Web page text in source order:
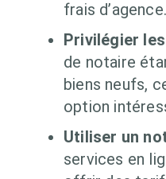
frais d’agence.
Privilégier
de notaire
biens neufs,
option
Utiliser un
services en